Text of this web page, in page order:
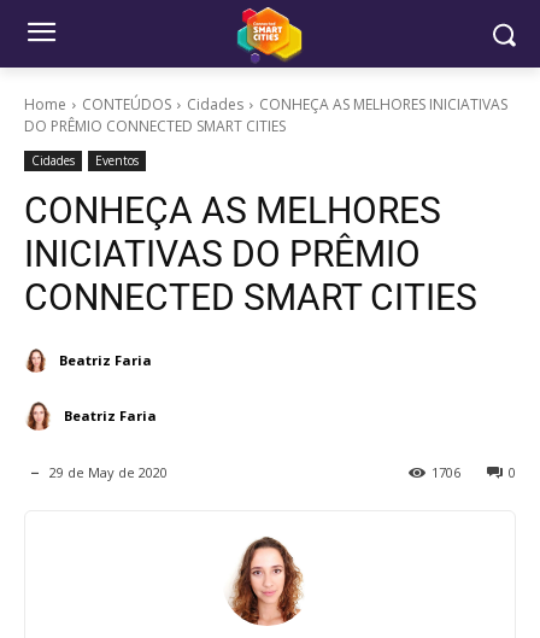
Home CONTEÚDOS Cidades
CONHEÇA AS MELHORES INICIATIVAS
DO PRÊMIO CONNECTED SMART CITIES
Cidades Eventos
CONHEÇA AS MELHORES
INICIATIVAS DO PRÊMIO
CONNECTED SMART CITIES
Beatriz Faria
Beatriz Faria
29 de May de 2020 0
1706